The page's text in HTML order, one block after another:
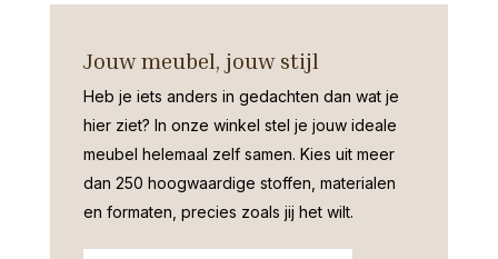
Jouw meubel, jouw stijl
Heb je iets anders in gedachten dan wat je
hier ziet? In onze winkel stel je jouw ideale
meubel helemaal zelf samen. Kies uit meer
dan 250 hoogwaardige stoffen, materialen
en formaten, precies zoals jij het wilt.